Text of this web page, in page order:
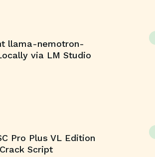
llama-nemotron-
via LM Studio
Pro Plus VL Edition
Script